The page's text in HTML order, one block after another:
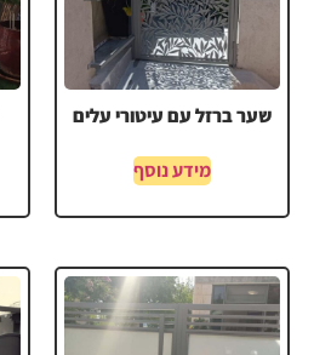
שער ברזל עם עיטורי עלים
מידע נוסף